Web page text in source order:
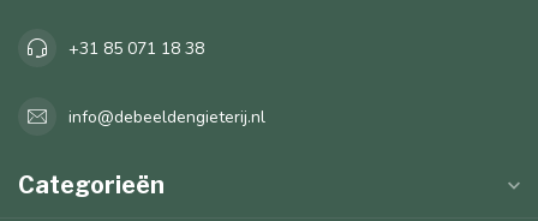
+31 85 071 18 38
info@debeeldengieterij.nl
Categorieën